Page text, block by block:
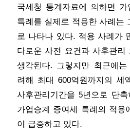
국세청 통계자료에 의하면 가
특례를 실제로 적용한 사례는
로 나타나 있다. 적용 사례가
다로운 사전 요건과 사후관리
생각된다. 그렇지만 최근에
려해 최대 600억원까지의 세
사후관리기간을 5년으로 단
가업승계 증여세 특례의 적용
이 급증하고 있다.